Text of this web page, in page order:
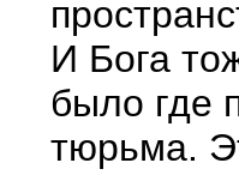
И Бога
было где
тюрьма.